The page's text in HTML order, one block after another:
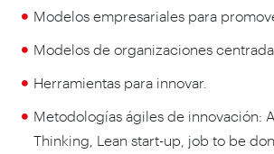
Modelos empresariales para
Modelos de organizaciones
Herramientas para innovar.
Metodologías ágiles de innovación:
Thinking, Lean start-up, job to be